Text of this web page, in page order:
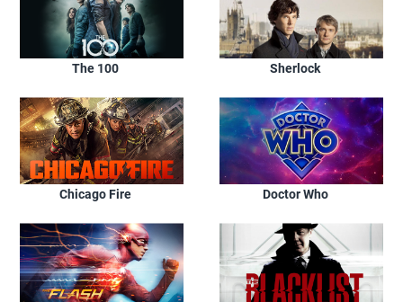
The 100 Sherlock
Chicago Fire Doctor Who